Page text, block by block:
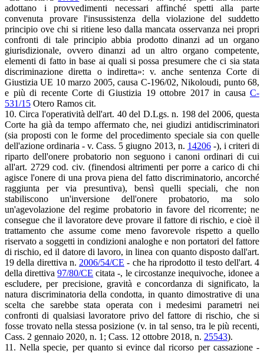
adottano i provvedimenti necessari affinché spetti alla parte
convenuta provare l'insussistenza della violazione del suddetto
principio ove chi si ritiene leso dalla mancata osservanza nei propri
confronti di tale principio abbia prodotto dinanzi ad un organo
giurisdizionale, ovvero dinanzi ad un altro organo competente,
elementi di fatto in base ai quali si possa presumere che ci sia stata
discriminazione diretta o indiretta»: v. anche sentenza Corte di
Giustizia UE 10 marzo 2005, causa C-196/02, Nikoloudi, punto 68,
e più di recente Corte di Giustizia 19 ottobre 2017 in causa C-
531/15 Otero Ramos cit.
10. Circa l'operatività dell'art. 40 del D.Lgs. n. 198 del 2006, questa
Corte ha già da tempo affermato che, nei giudizi antidiscriminatori
(sia proposti con le forme del procedimento speciale sia con quelle
dell'azione ordinaria - v. Cass. 5 giugno 2013, n. 14206-), i criteri di
riparto dell'onere probatorio non seguono i canoni ordinari di cui
all'art. 2729 cod. civ. (finendosi altrimenti per porre a carico di chi
agisce l'onere di una prova piena del fatto discriminatorio, ancorché
raggiunta per via presuntiva), bensì quelli speciali, che non
stabiliscono un'inversione dell'onere probatorio, ma solo
un'agevolazione del regime probatorio in favore del ricorrente; ne
consegue che il lavoratore deve provare il fattore di rischio, e cioè il
trattamento che assume come meno favorevole rispetto a quello
riservato a soggetti in condizioni analoghe e non portatori del fattore
di rischio, ed il datore di lavoro, in linea con quanto disposto dall'art.
19 della direttiva n. 2006/54/CE - che ha riprodotto il testo dell'art. 4
della direttiva97/80/CE citata -, le circostanze inequivoche, idonee a
escludere, per precisione, gravità e concordanza di significato, la
natura discriminatoria della condotta, in quanto dimostrative di una
scelta che sarebbe stata operata con i medesimi parametri nei
confronti di qualsiasi lavoratore privo del fattore di rischio, che si
fosse trovato nella stessa posizione (v. in tal senso, tra le più recenti,
Cass. 2 gennaio 2020, n. 1; Cass. 12 ottobre 2018, n. 25543).
11. Nella specie, per quanto si evince dal ricorso per cassazione -